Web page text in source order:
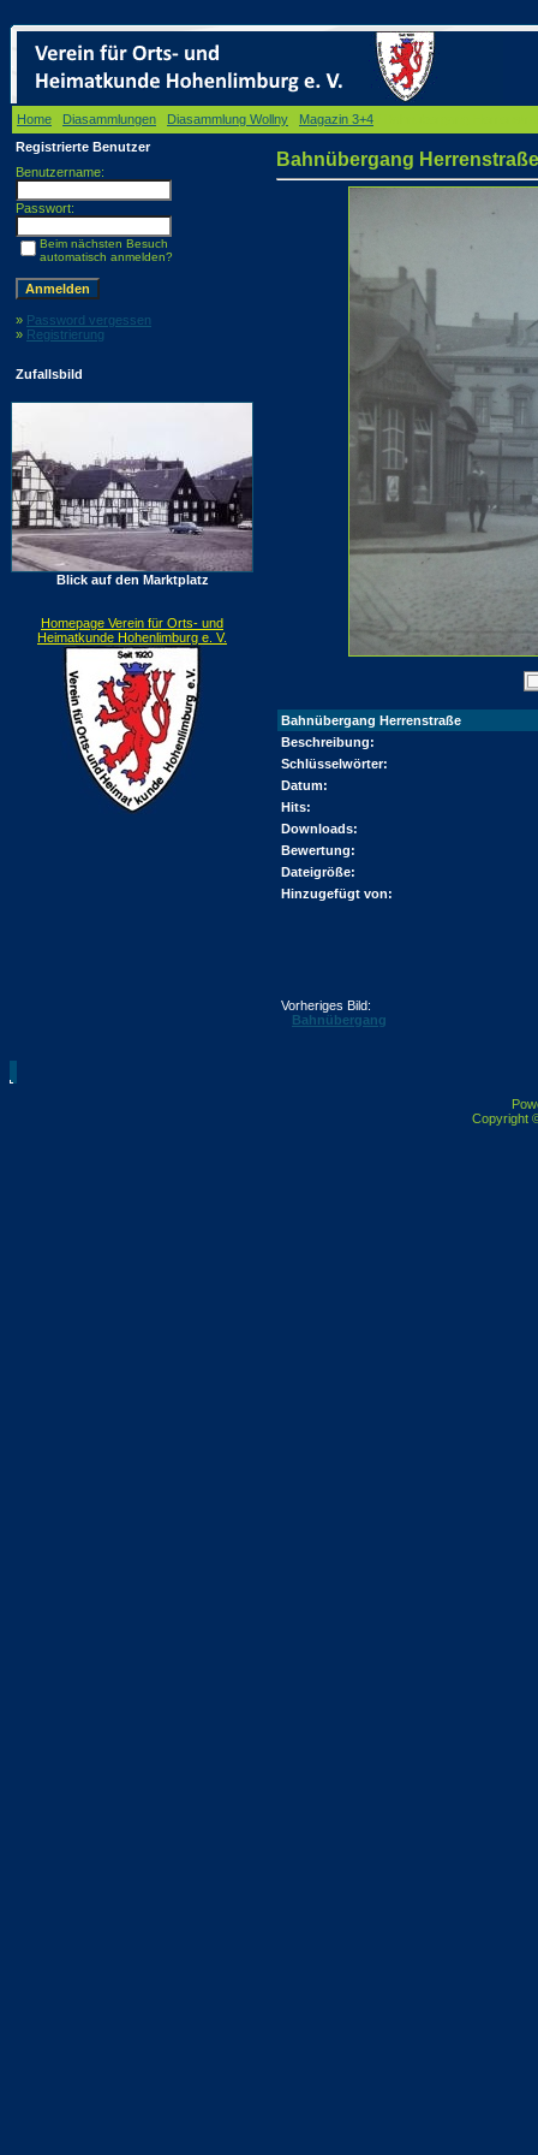
Home Diasammlungen Diasammlung Wollny Magazin 3+4
Registrierte Benutzer
Benutzername:
Passwort:
Beim nächsten Besuch
automatisch anmelden?
» Password vergessen
» Registrierung
Zufallsbild
Blick auf den Marktplatz
Homepage Verein für Orts- und
Heimatkunde Hohenlimburg e. V.
Bahnübergang Herrenstraße
Bahnübergang Herrenstraße
Beschreibung:
Schlüsselwörter:
Datum:
Hits:
Downloads:
Bewertung:
Dateigröße:
Hinzugefügt von:
Vorheriges Bild:
Bahnübergang
Copyright